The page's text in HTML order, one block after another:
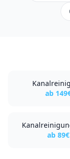
ab 149
ab 89€